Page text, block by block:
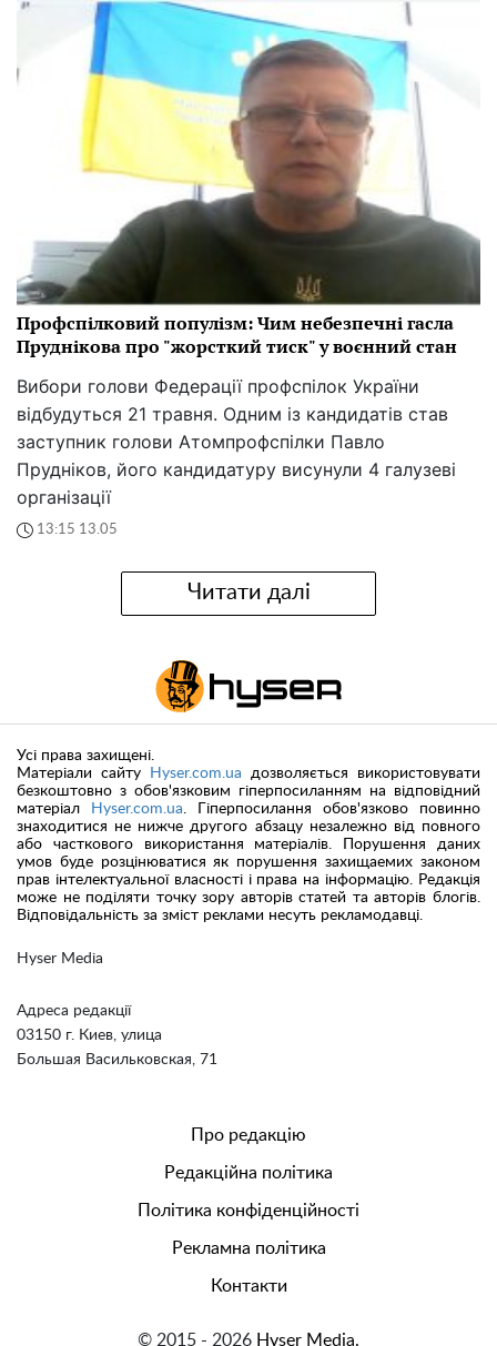
Профспілковий популізм: Чим небезпечні гасла
Пруднікова про "жорсткий тиск" у воєнний стан
Вибори голови Федерації профспілок України
відбудуться 21 травня. Одним із кандидатів став
заступник голови Атомпрофспілки Павло
Прудніков, його кандидатуру висунули 4 галузеві
організації
13:15 13.05
Читати далі
Hyser Media
Адреса редакції
03150 г. Киев, улица
Большая Васильковская, 71
Усі права захищені.
Матеріали сайту
Hyser.com.ua дозволяється використовувати
безкоштовно з обов'язковим гіперпосиланням на відповідний
матеріал
Hyser.com.ua. Гіперпосилання обов'язково повинно
знаходитися не нижче другого абзацу незалежно від повного
або часткового використання матеріалів. Порушення даних
умов буде розцінюватися як порушення захищаемих законом
прав інтелектуальної власності і права на інформацію. Редакція
може не поділяти точку зору авторів статей та авторів блогів.
Відповідальність за зміст реклами несуть рекламодавці.
Про редакцію
Редакційна політика
Політика конфіденційності
Рекламна політика
Контакти
© 2015 - 2026 Hyser Media.